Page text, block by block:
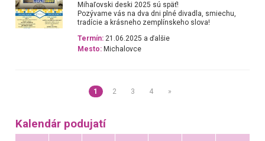
Mihaľovski deski 2025 sú späť!
Pozývame vás na dva dni plné divadla, smiechu,
tradície a krásneho zemplínskeho slova!
Termín: 21.06.2025 a ďalšie
Mesto: Michalovce
1 2 3 4 »
Kalendár podujatí